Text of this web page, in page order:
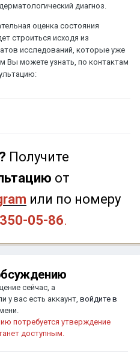
диагноз.
оценка состояния
строиться исходя из
исследований, которые уже
Вы можете узнать, по контактам
Получите
от
или по номеру
05-86.
сейчас, а
у вас есть аккаунт, войдите в
потребуется утверждение
доступным.